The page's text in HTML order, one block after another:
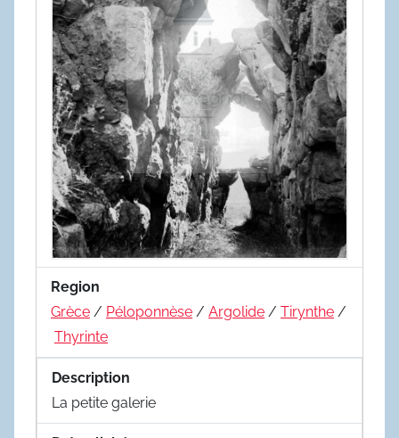
Region
Grèce / Péloponnèse / Argolide / Tirynthe /
Thyrinte
Description
La petite galerie